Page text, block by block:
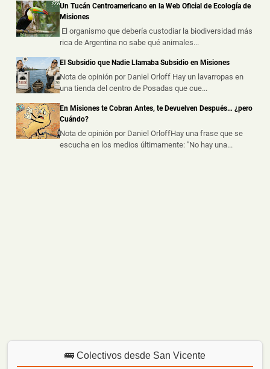
Una vivienda fue destruida por un incendio durante la
madrugada de este martes s...
Hallaron un Auto Despistado sobre la Ruta 14 y
Aires
📅 3 ago 2026
había sido abandonado tras un ...
Un Tucán Centroamericano en la Web Oficial de Ecología de
Misiones
El organismo que debería custodiar la biodiversidad más
rica de Argentina no sabe qué animales...
El Subsidio que Nadie Llamaba Subsidio en Misiones
Nota de opinión por Daniel Orloff Hay un lavarropas en
una tienda del centro de Posadas que cue...
En Misiones te Cobran Antes, te Devuelven Después… ¿pero
Cuándo?
Nota de opinión por Daniel OrloffHay una frase que se
escucha en los medios últimamente: "No hay una...
🚌 Colectivos desde San Vicente